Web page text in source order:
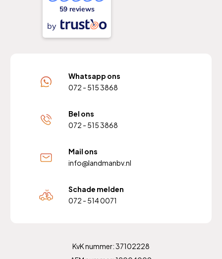
59 reviews
by
Whatsapp ons
072 - 515 3868
Bel ons
072 - 515 3868
Mail ons
info@landmanbv.nl
Schade melden
072 - 514 0071
KvK nummer: 37102228